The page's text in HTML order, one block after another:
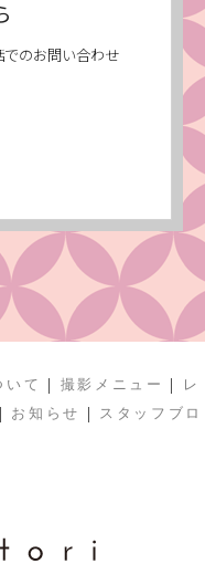
のお問い合わせ
いて | 撮影メニュー |
レ
| お知らせ |
スタッフブロ